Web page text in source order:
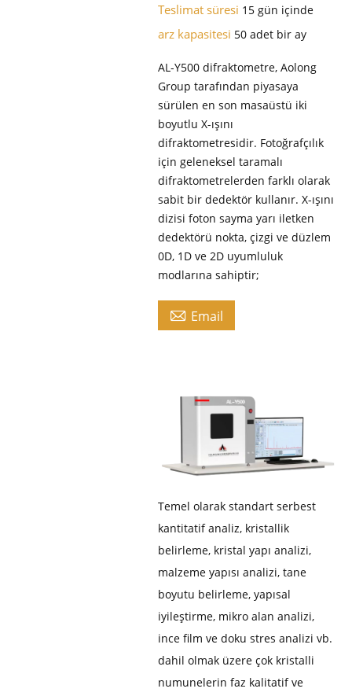
Teslimat süresi 15 gün içinde
arz kapasitesi 50 adet bir ay
AL-Y500 difraktometre, Aolong
Group tarafından piyasaya
sürülen en son masaüstü iki
boyutlu X-ışını
difraktometresidir. Fotoğrafçılık
için geleneksel taramalı
difraktometrelerden farklı olarak
sabit bir dedektör kullanır. X-ışını
dizisi foton sayma yarı iletken
dedektörü nokta, çizgi ve düzlem
0D, 1D ve 2D uyumluluk
modlarına sahiptir;
 Email
Temel olarak standart serbest
kantitatif analiz, kristallik
belirleme, kristal yapı analizi,
malzeme yapısı analizi, tane
boyutu belirleme, yapısal
iyileştirme, mikro alan analizi,
ince film ve doku stres analizi vb.
dahil olmak üzere çok kristalli
numunelerin faz kalitatif ve